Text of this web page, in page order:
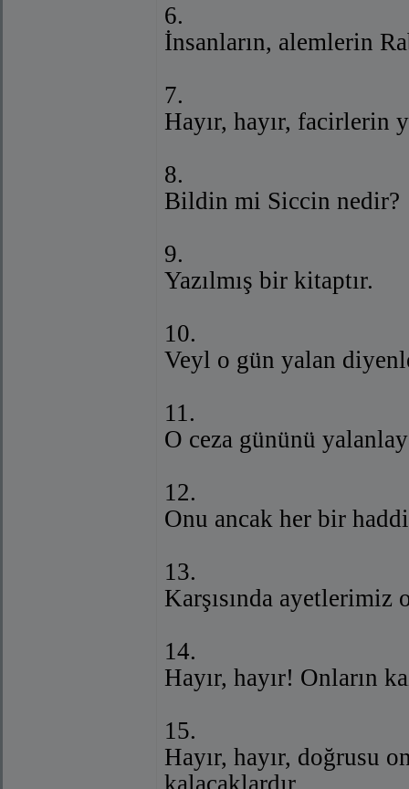
6.
İnsanların, alemlerin
7.
Hayır, hayır, facirlerin
8.
Bildin mi Siccin nedir?
9.
Yazılmış bir kitaptır.
10.
Veyl o gün yalan
11.
O ceza gününü
12.
Onu ancak her bir
13.
Karşısında
14.
Hayır, hayır! Onların
15.
Hayır, hayır, doğrusu
kalacaklardır.